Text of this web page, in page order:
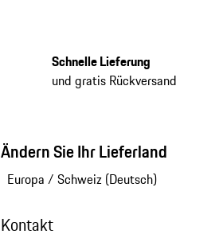
Schnelle Lieferung
und gratis Rückversand
Ändern Sie Ihr Lieferland
Europa / Schweiz (Deutsch)
Kontakt